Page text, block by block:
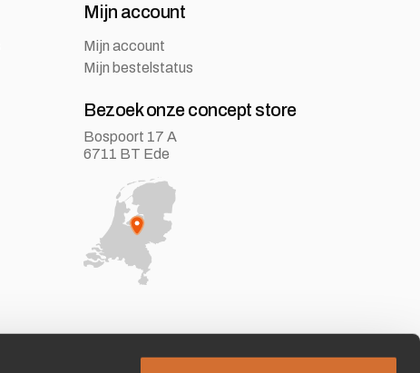
Mijn account
Mijn account
Mijn bestelstatus
Bezoek onze concept store
Bospoort 17 A
6711 BT Ede